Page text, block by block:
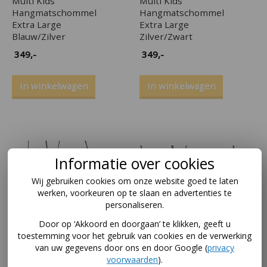
Hangmatschommel
Extra Large
Blauw/Zilver
349,-
In winkelwagen
Hangmatschommel
Extra Large
Zilver/Zwart
349,-
In winkelwagen
Multi Kids
Informatie over cookies
Wij gebruiken cookies om onze website goed te laten
werken, voorkeuren op te slaan en advertenties te
personaliseren.
Door op ‘Akkoord en doorgaan’ te klikken, geeft u
toestemming voor het gebruik van cookies en de verwerking
van uw gegevens door ons en door Google (privacy
voorwaarden).